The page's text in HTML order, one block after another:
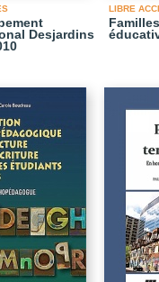
Desjardins
LIBRE